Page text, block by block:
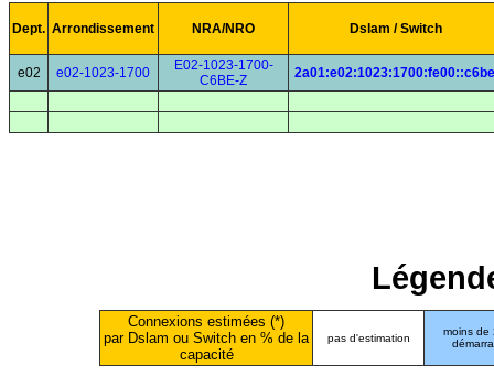
Dept. Arrondissement NRA/NRO Dslam / Switch
e02 e02-1023-1700
E02-1023-1700-
C6BE-Z
2a01:e02:1023:1700:fe00::c6be
Connexions estimées (*)
par Dslam ou Switch en % de la
capacité
pas d'estimation
moins de